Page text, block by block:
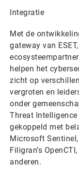
Integratie
Met de
gateway van
helpen het
zicht op
vergroten en
onder
Threat
gekoppeld met
Microsoft Sentinel,
Filigran’s
anderen.